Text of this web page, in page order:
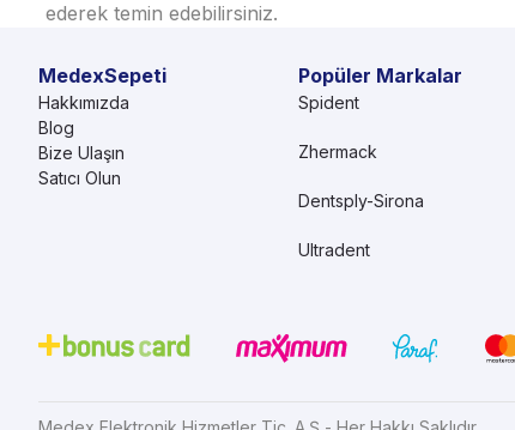
ederek temin edebilirsiniz.
MedexSepeti
Hakkımızda
Blog
Bize Ulaşın
Satıcı Olun
Popüler Markalar
Spident
Zhermack
Dentsply-Sirona
Ultradent